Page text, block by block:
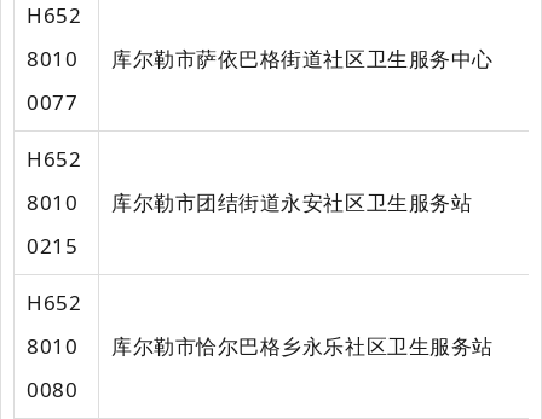
H652
8010
0077
库尔勒市萨依巴格街道社区卫生服务中心
H652
8010
0215
库尔勒市团结街道永安社区卫生服务站
H652
8010
0080
库尔勒市恰尔巴格乡永乐社区卫生服务站